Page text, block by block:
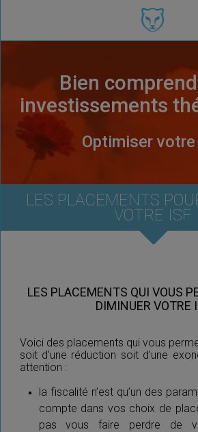
Bien
investissements
Optimiser votre
LES PLACEMENTS
VOTRE ISF
LES PLACEMENTS QUI VOUS
DIMINUER VOTRE
Voici des placements qui vous
soit d’une réduction soit d’une
attention :
la fiscalité n’est qu’un des
compte dans vos choix de
pas vous faire perdre de